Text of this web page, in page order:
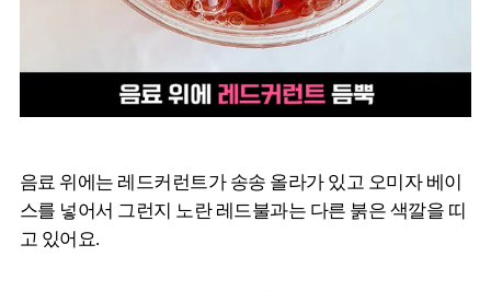
음료 위에는 레드커런트가 송송 올라가 있고 오미자 베이
스를 넣어서 그런지 노란 레드불과는 다른 붉은 색깔을 띠
고 있어요.